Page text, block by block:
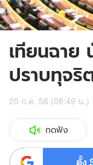
เทียนฉา
ปราบทุจริ
20 ก.ค. 58 (08:49 น.)
กดฟัง
ตั้ง